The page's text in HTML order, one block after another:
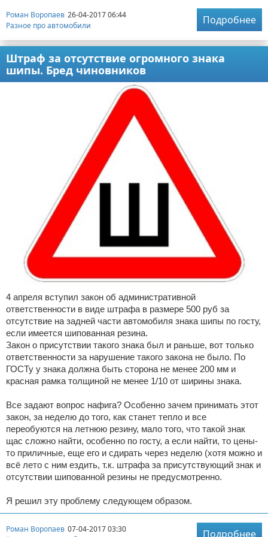
Роман Воропаев 26-04-2017 06:44
Разное про автомобили
Подробнее
Штраф за отсутствие огромного знака
шипы. Бред чиновников
4 апреля вступил закон об административной
ответственности в виде штрафа в размере 500 руб за
отсутствие на задней части автомобиля знака шипы по госту,
если имеется шипованная резина.
Закон о присутствии такого знака был и раньше, вот только
ответственности за нарушение такого закона не было. По
ГОСТу у знака должна быть сторона не менее 200 мм и
красная рамка толщиной не менее 1/10 от ширины знака.
Все задают вопрос нафига? Особенно зачем принимать этот
закон, за неделю до того, как станет тепло и все
переобуются на летнюю резину, мало того, что такой знак
щас сложно найти, особенно по госту, а если найти, то цены-
то приличные, еще его и сдирать через неделю (хотя можно и
всё лето с ним ездить, т.к. штрафа за присутствующий знак и
отсутствии шипованной резины не предусмотренно.
Я решил эту проблему следующем образом.
Роман Воропаев 07-04-2017 03:30
Подробнее